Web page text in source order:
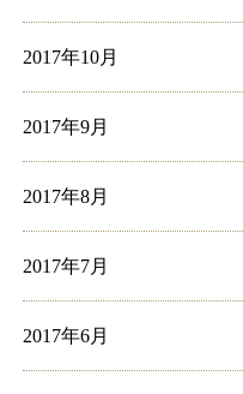
2017年10月
2017年9月
2017年8月
2017年7月
2017年6月